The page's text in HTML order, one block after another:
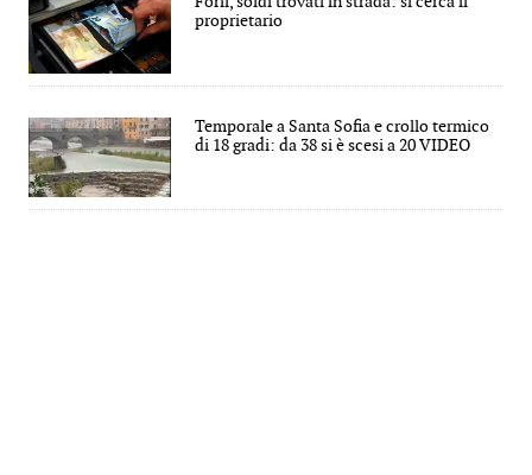
proprietario
Temporale a Santa Sofia e crollo termico
di 18 gradi: da 38 si è scesi a 20 VIDEO